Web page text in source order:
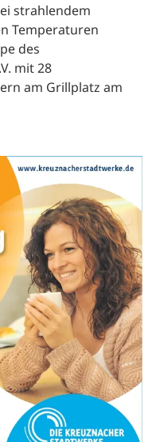
strahlendem
Temperaturen
des
mit 28
am Grillplatz am